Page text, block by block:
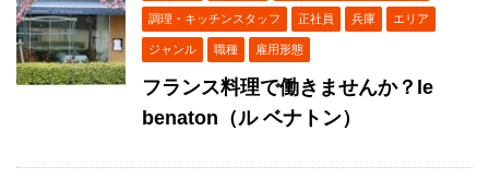
調理・キッチンスタッフ 正社員 兵庫 エリア
ジャンル 職種 雇用形態
フランス料理で働きませんか？le
benaton（ル ベナトン）